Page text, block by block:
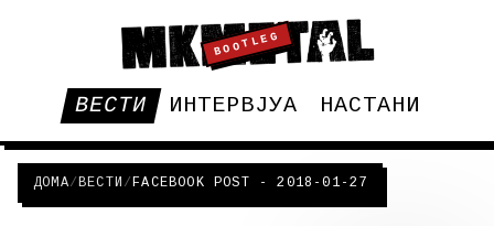
BOOTLEG
ВЕСТИ ИНТЕРВЈУА НАСТАНИ
ДОМА/ВЕСТИ /FACEBOOK POST - 2018-01-27